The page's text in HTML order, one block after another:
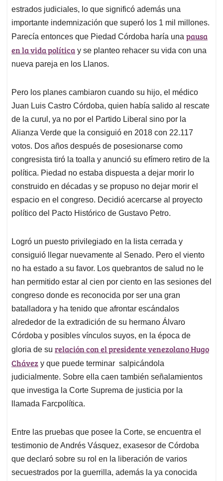
estrados judiciales, lo que significó además una
importante indemnización que superó los 1 mil millones.
Parecía entonces que Piedad Córdoba haría una pausa
en la vida política y se planteo rehacer su vida con una
nueva pareja en los Llanos.
Pero los planes cambiaron cuando su hijo, el médico
Juan Luis Castro Córdoba, quien había salido al rescate
de la curul, ya no por el Partido Liberal sino por la
Alianza Verde que la consiguió en 2018 con 22.117
votos. Dos años después de posesionarse como
congresista tiró la toalla y anunció su efímero retiro de la
política. Piedad no estaba dispuesta a dejar morir lo
construido en décadas y se propuso no dejar morir el
espacio en el congreso. Decidió acercarse al proyecto
político del Pacto Histórico de Gustavo Petro.
Logró un puesto privilegiado en la lista cerrada y
consiguió llegar nuevamente al Senado. Pero el viento
no ha estado a su favor. Los quebrantos de salud no le
han permitido estar al cien por ciento en las sesiones del
congreso donde es reconocida por ser una gran
batalladora y ha tenido que afrontar escándalos
alrededor de la extradición de su hermano Álvaro
Córdoba y posibles vínculos suyos, en la época de
gloria de su relación con el presidente venezolano Hugo
Chávez y que puede terminar salpicándola
judicialmente. Sobre ella caen también señalamientos
que investiga la Corte Suprema de justicia por la
llamada Farcpolítica.
Entre las pruebas que posee la Corte, se encuentra el
testimonio de Andrés Vásquez, exasesor de Córdoba
que declaró sobre su rol en la liberación de varios
secuestrados por la guerrilla, además la ya conocida